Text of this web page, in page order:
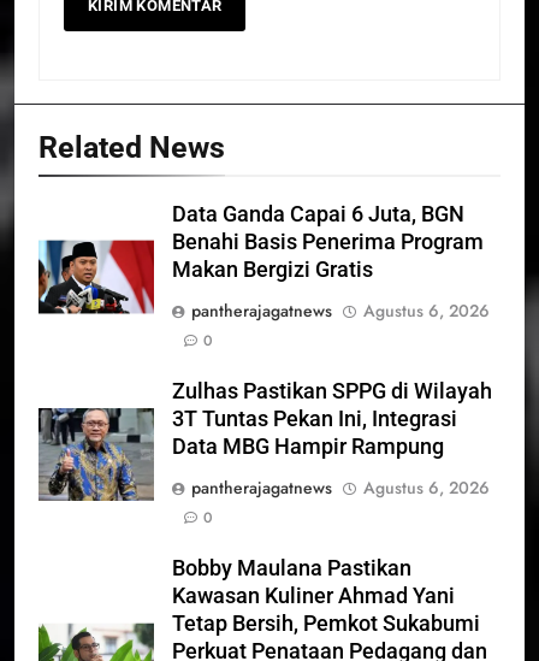
Related News
Data Ganda Capai 6 Juta, BGN
Benahi Basis Penerima Program
Makan Bergizi Gratis
pantherajagatnews
Agustus 6, 2026
0
Zulhas Pastikan SPPG di Wilayah
3T Tuntas Pekan Ini, Integrasi
Data MBG Hampir Rampung
pantherajagatnews
Agustus 6, 2026
0
Bobby Maulana Pastikan
Kawasan Kuliner Ahmad Yani
Tetap Bersih, Pemkot Sukabumi
Perkuat Penataan Pedagang dan